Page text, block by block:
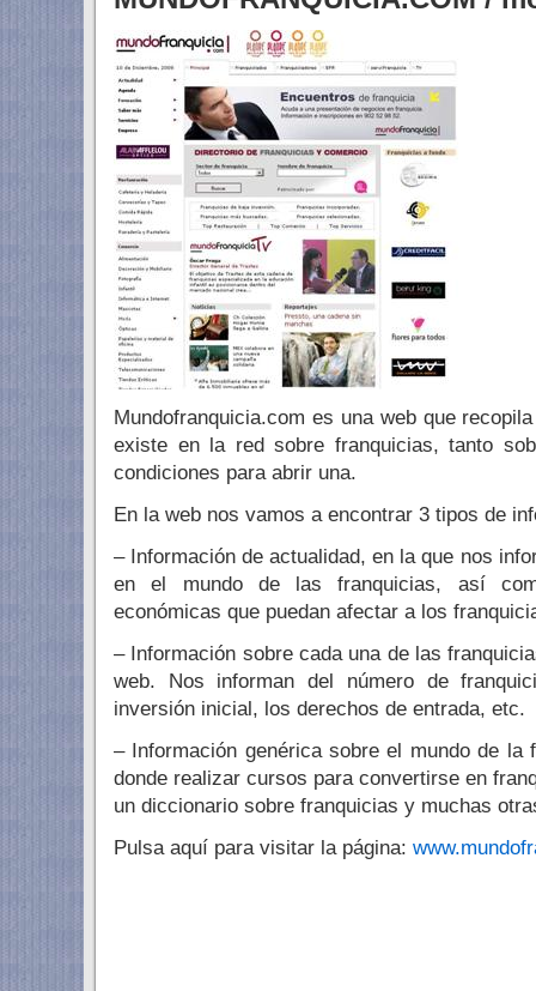
Mundofranquicia.com es una web que
existe en la red sobre franquicias, tanto
condiciones para abrir una.
En la web nos vamos a encontrar 3 tipos de
– Información de actualidad, en la que nos
en el mundo de las franquicias, así
económicas que puedan afectar a los
– Información sobre cada una de las
web. Nos informan del número de
inversión inicial, los derechos de entrada, etc.
– Información genérica sobre el mundo de la
donde realizar cursos para convertirse en
un diccionario sobre franquicias y muchas
Pulsa aquí para visitar la página: